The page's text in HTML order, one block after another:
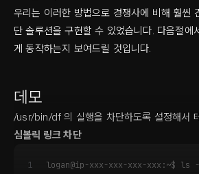
우리는 이러한 방법으로 경쟁사에 비해 훨씬
단 솔루션을 구현할 수 있었습니다. 다음절에
게 동작하는지 보여드릴 것입니다.
데모
/usr/bin/df 의 실행을 차단하도록 설정해서
심볼릭 링크 차단
1
logan@ip-xxx-xxx-xxx-xxx:~$